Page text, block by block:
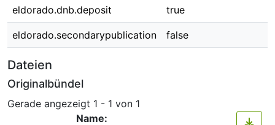
eldorado.dnb.deposit true
eldorado.secondarypublication false
Dateien
Originalbündel
Gerade angezeigt 1 - 1 von 1
Name: